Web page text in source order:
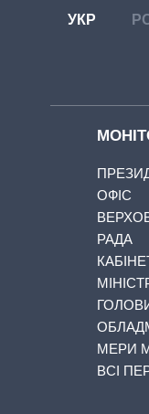
УКР
ОФІС
РАДА
МЕРИ
ВСІ